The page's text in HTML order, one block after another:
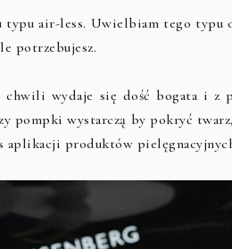
typu air-less. Uwielbiam tego typu
potrzebujesz.
wydaje się dość bogata i z
pompki wystarczą by pokryć
aplikacji produktów